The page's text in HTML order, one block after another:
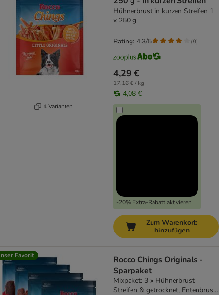
4 Varianten
Hühnerbrust in kurzen Streifen 1
x 250 g
4,29 €
17,16 € / kg
4,08 €
-20% Extra-Rabatt aktivieren
Rating: 4.3/5 (9)
Zum Warenkorb
hinzufügen
Favorit
Rocco Chings Originals -
Sparpaket
Mixpaket: 3 x Hühnerbrust
Streifen & getrocknet, Entenbrust,